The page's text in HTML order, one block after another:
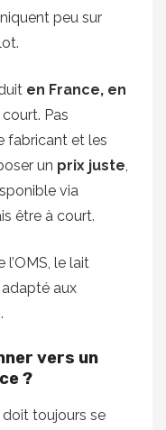
peu sur
en France, en
Pas
fabricant et les
un prix juste,
via
être à court.
le lait
aux
vers un
?
toujours se